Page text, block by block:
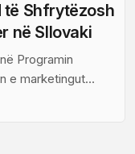
të Shfrytëzosh
në Sllovaki
Programin
e marketingut
mënyra të reja